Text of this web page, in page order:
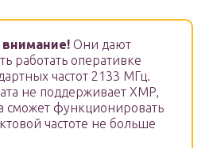
Они дают
работать оперативке
частот 2133 МГц.
не поддерживает XMP,
сможет функционировать
частоте не больше